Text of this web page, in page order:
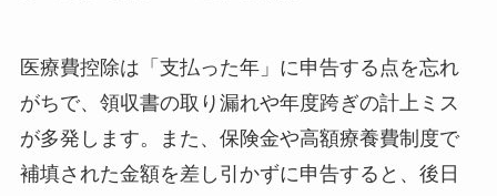
医療費控除は「支払った年」に申告する点を忘れ
がちで、領収書の取り漏れや年度跨ぎの計上ミス
が多発します。また、保険金や高額療養費制度で
補填された金額を差し引かずに申告すると、後日